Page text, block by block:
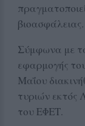
βιοασφάλειας.
Σύμφωνα με
εφαρμογής
Μαΐου
τυριών εκτός
του ΕΦΕΤ.